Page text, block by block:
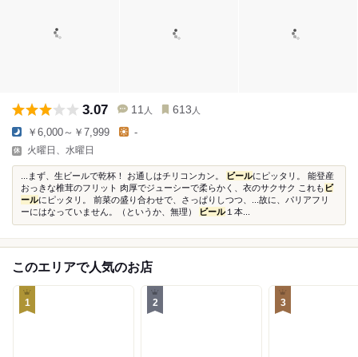
3.07 11 人 613 人
￥6,000～￥7,999 -
火曜日、水曜日
...まず、生ビールで乾杯！ お通しはチリコンカン。 ビールにピッタリ。 能登産
おっきな椎茸のフリット 肉厚でジューシーで柔らかく、衣のサクサク これも ビ
ールにピッタリ。 前菜の盛り合わせで、さっぱりしつつ、...故に、パリアフリ
ーにはなっていません。（というか、無理）
ビール１本...
このエリアで人気のお店
1 2 3